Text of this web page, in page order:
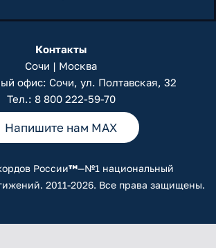
Контакты
Сочи | Москва
офис: Сочи, ул. Полтавская, 32
Тел.: 8 800 222-59-70
Напишите нам MAX
России™—№1 национальный
2011-2026. Все права защищены.